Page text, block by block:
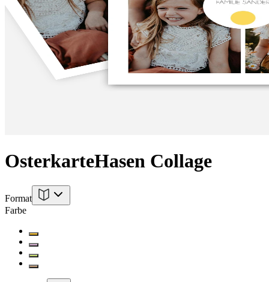
OsterkarteHasen Collage
Format
Farbe